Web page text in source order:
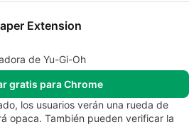
Extension
de Yu-Gi-Oh
gratis para Chrome
los usuarios verán una rueda de
opaca. También pueden verificar la